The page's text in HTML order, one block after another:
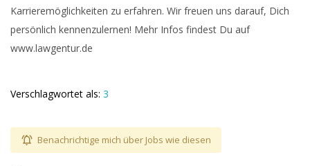
Karrieremöglichkeiten zu erfahren. Wir freuen uns darauf, Dich
persönlich kennenzulernen! Mehr Infos findest Du auf
www.lawgentur.de
Verschlagwortet als: 3
Benachrichtige mich über Jobs wie diesen